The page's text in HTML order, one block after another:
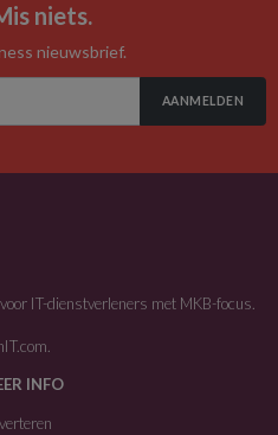
niets.
nieuwsbrief.
AANMELDEN
IT-dienstverleners met MKB-focus.
.
INFO